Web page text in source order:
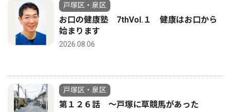
戸塚区・泉区
お口の健康塾 7thVol.１ 健康はお口から
始まります
2026.08.06
戸塚区・泉区
第１２６話 〜戸塚に草競馬があった